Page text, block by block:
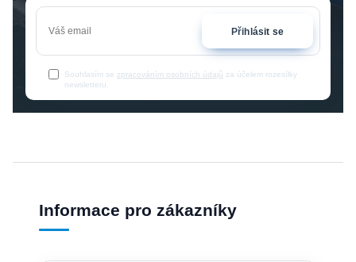
Přihlásit se
Souhlasím se zpracováním osobních údajů za účelem rozesílky
newsletteru.
Informace pro zákazníky